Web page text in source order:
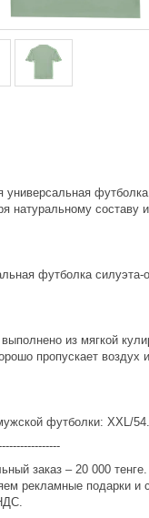
универсальная
натуральному составу
футболка
из мягкой
пропускает воздух
футболки: XXL/
заказ – 20 000 тенге.
рекламные подарки и